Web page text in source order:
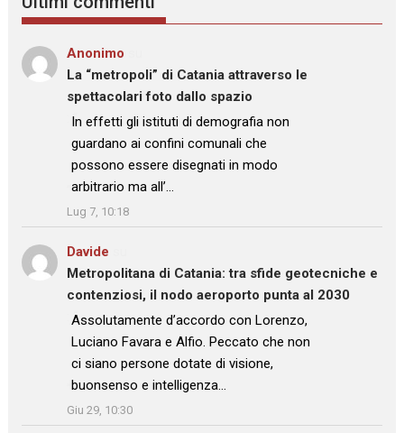
Anonimo
La “metropoli” di Catania attraverso le
spettacolari foto dallo spazio
: “
In effetti gli istituti di demografia non
guardano ai confini comunali che
possono essere disegnati in modo
arbitrario ma all’…
”
Lug 7, 10:18
Davide
Metropolitana di Catania: tra sfide geotecniche e
contenziosi, il nodo aeroporto punta al 2030
: “
Assolutamente d’accordo con Lorenzo,
Luciano Favara e Alfio. Peccato che non
ci siano persone dotate di visione,
buonsenso e intelligenza…
”
Giu 29, 10:30